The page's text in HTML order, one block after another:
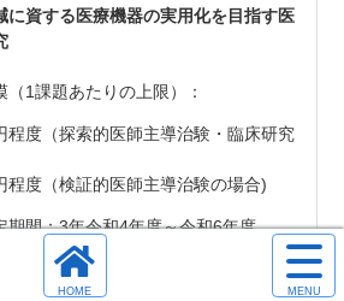
に資する医療機器の実用化を目指す医
1課題あたりの上限）：
程度（探索的医師主導治験・臨床研究
程度（検証的医師主導治験の場合)
期間：3年令和4年度～令和6年度
の実用化を目指す医師主導治験・臨床
ホ
サ
イ